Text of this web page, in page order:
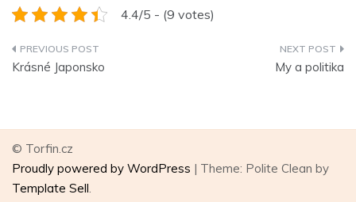
4.4/5 - (9 votes)
Navigace
Krásné Japonsko My a politika
© Torfin.cz
Proudly powered by WordPress | Theme: Polite Clean by
Template Sell